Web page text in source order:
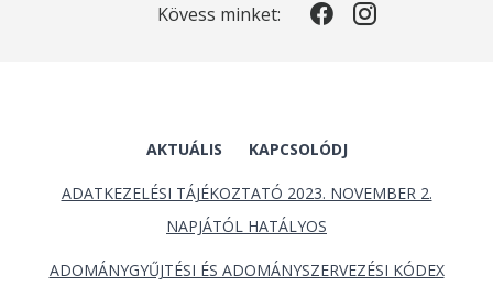
Kövess minket:
AKTUÁLIS KAPCSOLÓDJ
ADATKEZELÉSI TÁJÉKOZTATÓ 2023. NOVEMBER 2.
NAPJÁTÓL HATÁLYOS
ADOMÁNYGYŰJTÉSI ÉS ADOMÁNYSZERVEZÉSI KÓDEX